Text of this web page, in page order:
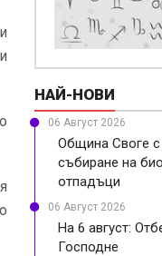
НАЙ-НОВИ
06 Август 2026
Община Своге с
събиране на
отпадъци
06 Август 2026
На 6 август:
Господне